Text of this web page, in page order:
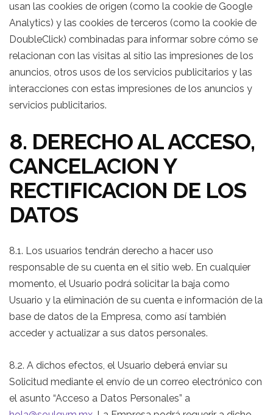
usan las cookies de origen (como la cookie de Google
Analytics) y las cookies de terceros (como la cookie de
DoubleClick) combinadas para informar sobre cómo se
relacionan con las visitas al sitio las impresiones de los
anuncios, otros usos de los servicios publicitarios y las
interacciones con estas impresiones de los anuncios y
servicios publicitarios.
8. DERECHO AL ACCESO,
CANCELACION Y
RECTIFICACION DE LOS
DATOS
8.1. Los usuarios tendrán derecho a hacer uso
responsable de su cuenta en el sitio web. En cualquier
momento, el Usuario podrá solicitar la baja como
Usuario y la eliminación de su cuenta e información de la
base de datos de la Empresa, como así también
acceder y actualizar a sus datos personales.
8.2. A dichos efectos, el Usuario deberá enviar su
Solicitud mediante el envío de un correo electrónico con
el asunto “Acceso a Datos Personales” a